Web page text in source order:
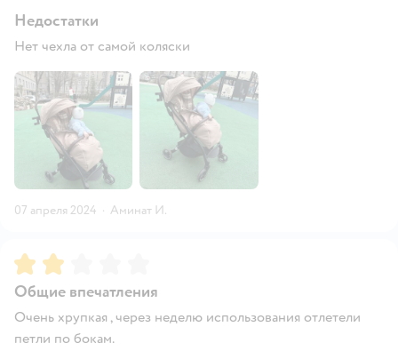
Недостатки
Нет чехла от самой коляски
07 апреля 2024 · Аминат И.
Рейтинг:
Общие впечатления
Очень хрупкая , через неделю использования отлетели
петли по бокам.